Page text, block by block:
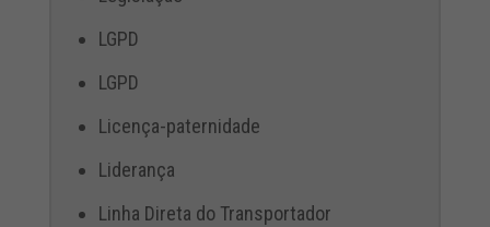
LGPD
LGPD
Licença-paternidade
Liderança
Linha Direta do Transportador